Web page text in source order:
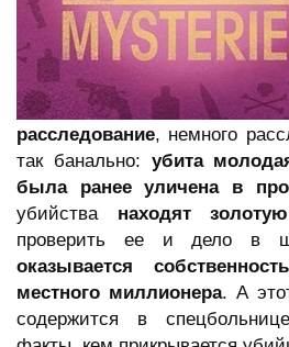
расследование, немного
так банально: убита
была ранее уличена в
убийства находят
проверить ее и дело в
оказывается
местного миллионера. А
содержится в